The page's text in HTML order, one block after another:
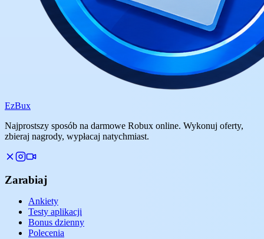
EzBux
Najprostszy sposób na darmowe Robux online. Wykonuj oferty,
zbieraj nagrody, wypłacaj natychmiast.
Zarabiaj
Ankiety
Testy aplikacji
Bonus dzienny
Polecenia